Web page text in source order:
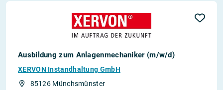
Ausbildung zum Anlagenmechaniker (m/w/d)
XERVON Instandhaltung GmbH
85126 Münchsmünster